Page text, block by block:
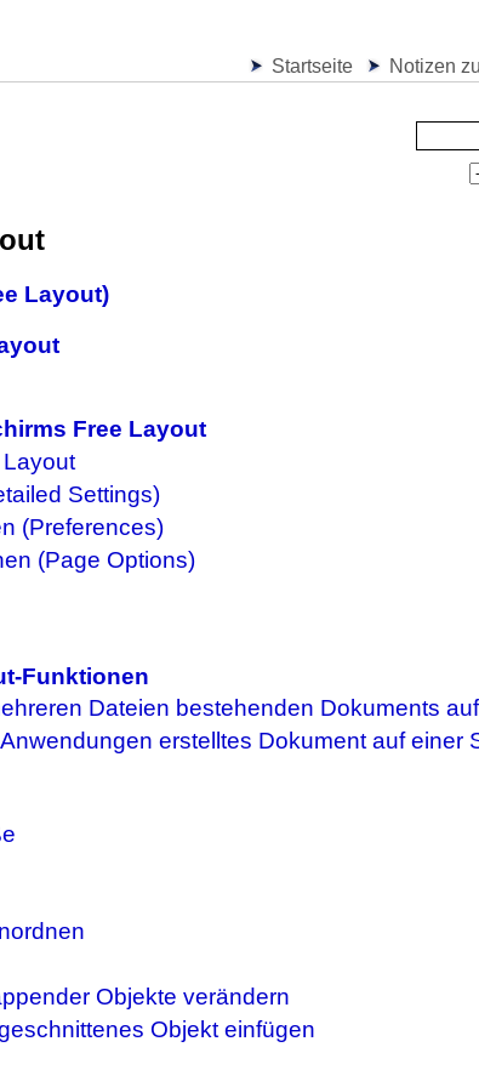
Startseite Notizen
Layout)
Free Layout
Settings)
(Preferences)
(Page Options)
Funktionen
Dateien bestehenden Dokuments
erstelltes Dokument auf einer
Objekte verändern
Objekt einfügen